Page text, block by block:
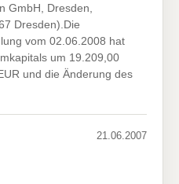
GmbH, Dresden,
Dresden).Die
vom 02.06.2008 hat
um 19.209,00
und die Änderung des
21.06.2007